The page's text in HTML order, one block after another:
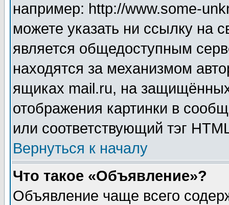
например: http://www.some-
можете указать ни ссылку на
является общедоступным
находятся за механизмом
ящиках mail.ru, на
отображения картинки в
или соответствующий тэг
Вернуться к началу
Что такое «Объявление»?
Объявление чаще всего